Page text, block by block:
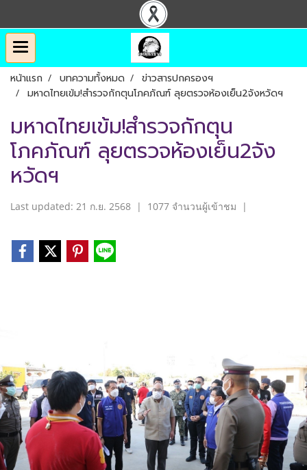
หน้าแรก บทความทั้งหมด
ข่าวสารปกครองฯ
มหาดไทยเข้ม!สำรวจกักตุนโภคภัณฑ์ ลุยตรวจห้องเย็น2จังหวัดฯ
มหาดไทยเข้ม!สำรวจกักตุน
โภคภัณฑ์ ลุยตรวจห้องเย็น2จัง
หวัดฯ
Last updated: 21 ก.ย. 2568 | 1077 จำนวนผู้เข้าชม |